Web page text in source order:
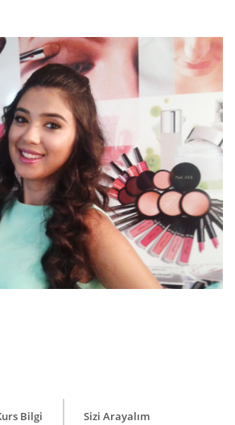
Bilgi Sizi Arayalım